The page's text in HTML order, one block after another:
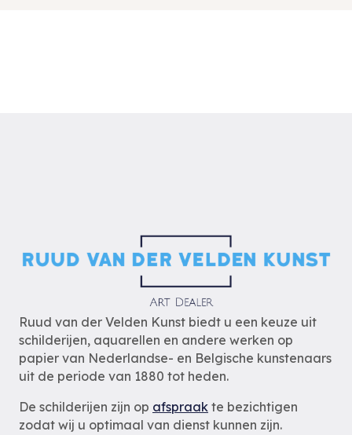
Ruud van der Velden Kunst biedt u een keuze uit
schilderijen, aquarellen en andere werken op
papier van Nederlandse- en Belgische kunstenaars
uit de periode van 1880 tot heden.
De schilderijen zijn op afspraak te bezichtigen
zodat wij u optimaal van dienst kunnen zijn.